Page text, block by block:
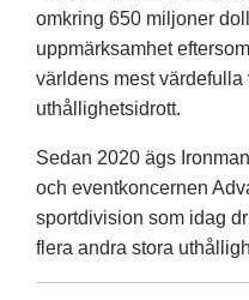
omkring 650 miljoner
uppmärksamhet
världens mest
uthållighetsidrott.
Sedan 2020 ägs
och eventkoncernen
sportdivision som idag
flera andra stora